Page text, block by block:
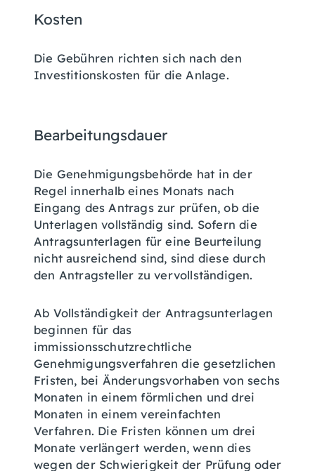
Kosten
Die Gebühren richten sich nach den
Investitionskosten für die Anlage.
Bearbeitungsdauer
Die Genehmigungsbehörde hat in der
Regel innerhalb eines Monats nach
Eingang des Antrags zur prüfen, ob die
Unterlagen vollständig sind. Sofern die
Antragsunterlagen für eine Beurteilung
nicht ausreichend sind, sind diese durch
den Antragsteller zu vervollständigen.
Ab Vollständigkeit der Antragsunterlagen
beginnen für das
immissionsschutzrechtliche
Genehmigungsverfahren die gesetzlichen
Fristen, bei Änderungsvorhaben von sechs
Monaten in einem förmlichen und drei
Monaten in einem vereinfachten
Verfahren. Die Fristen können um drei
Monate verlängert werden, wenn dies
wegen der Schwierigkeit der Prüfung oder